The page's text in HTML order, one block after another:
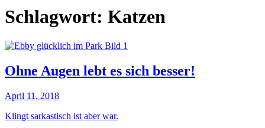
Schlagwort: Katzen
Ohne Augen lebt es sich besser!
April 11, 2018
Klingt sarkastisch ist aber war.